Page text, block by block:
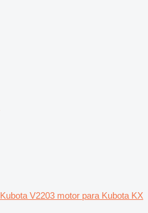
Kubota V2203 motor para Kubota KX